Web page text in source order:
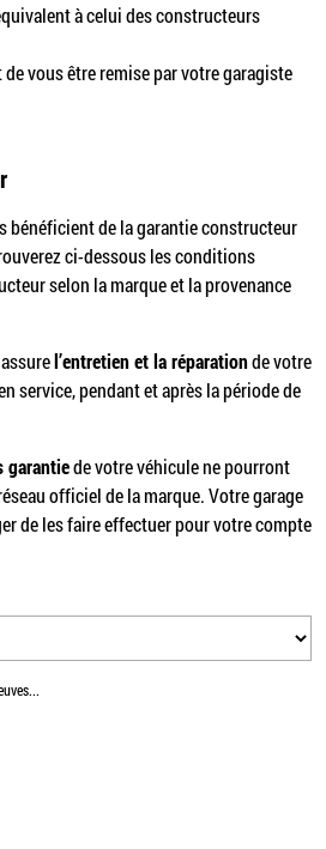
à celui des constructeurs
de vous être remise par votre garagiste
bénéficient de la garantie constructeur
ci-dessous les conditions
selon la marque et la provenance
l’entretien et la réparationde votre
service, pendant et après la période de
garantiede votre véhicule ne pourront
officiel de la marque. Votre garage
de les faire effectuer pour votre compte